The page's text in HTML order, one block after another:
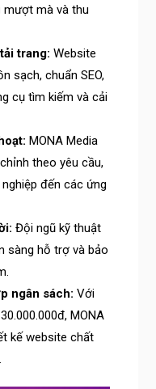
mượt mà và thu
trang: Website
sạch, chuẩn SEO,
cụ tìm kiếm và cải
MONA Media
theo yêu cầu,
đến các ứng
Đội ngũ kỹ thuật
sàng hỗ trợ và bảo
ngân sách: Với
MONA
kế website chất